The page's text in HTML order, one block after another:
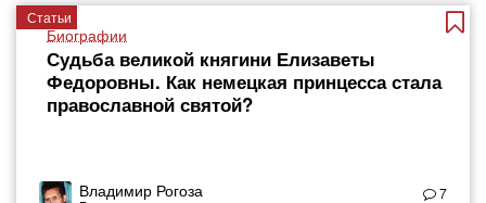
Статьи
Биографии
Судьба великой княгини Елизаветы
Федоровны. Как немецкая принцесса стала
православной святой?
Владимир Рогоза 7